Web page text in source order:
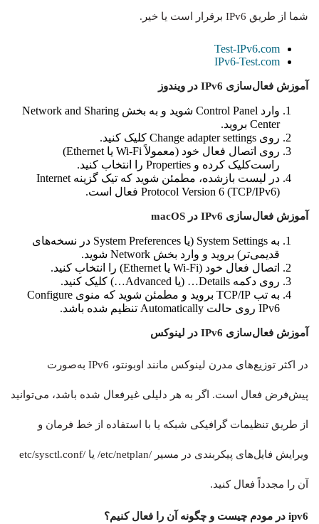
شما از طریق IPv6 برقرار است یا خیر.
Test-IPv6.com
IPv6-Test.com
آموزش فعال‌سازی IPv6 در ویندوز
وارد Control Panel شوید و به بخش Network and Sharing
Center بروید.
روی Change adapter settings کلیک کنید.
روی اتصال فعال خود (معمولاً Wi-Fi یا Ethernet)
راست‌کلیک کرده و Properties را انتخاب کنید.
در لیست بازشده، مطمئن شوید که تیک گزینه Internet
Protocol Version 6 (TCP/IPv6) فعال است.
آموزش فعال‌سازی IPv6 در macOS
به System Settings (یا System Preferences در نسخه‌های
قدیمی‌تر) بروید و وارد بخش Network شوید.
اتصال فعال خود (Wi-Fi یا Ethernet) را انتخاب کنید.
روی دکمه Details… (یا Advanced…) کلیک کنید.
به تب TCP/IP بروید و مطمئن شوید که منوی Configure
IPv6 روی حالت Automatically تنظیم شده باشد.
آموزش فعال‌سازی IPv6 در لینوکس
در اکثر توزیع‌های مدرن لینوکس مانند اوبونتو، IPv6 به‌صورت
پیش‌فرض فعال است. اگر به هر دلیلی غیرفعال شده باشد، می‌توانید
از طریق تنظیمات گرافیکی شبکه یا با استفاده از خط فرمان و
ویرایش فایل‌های پیکربندی در مسیر /etc/netplan/ یا /etc/sysctl.conf
آن را مجدداً فعال کنید.
ipv6 در مودم چیست و چگونه آن را فعال کنیم؟